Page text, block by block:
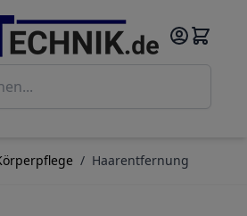
/ Haarentfernung